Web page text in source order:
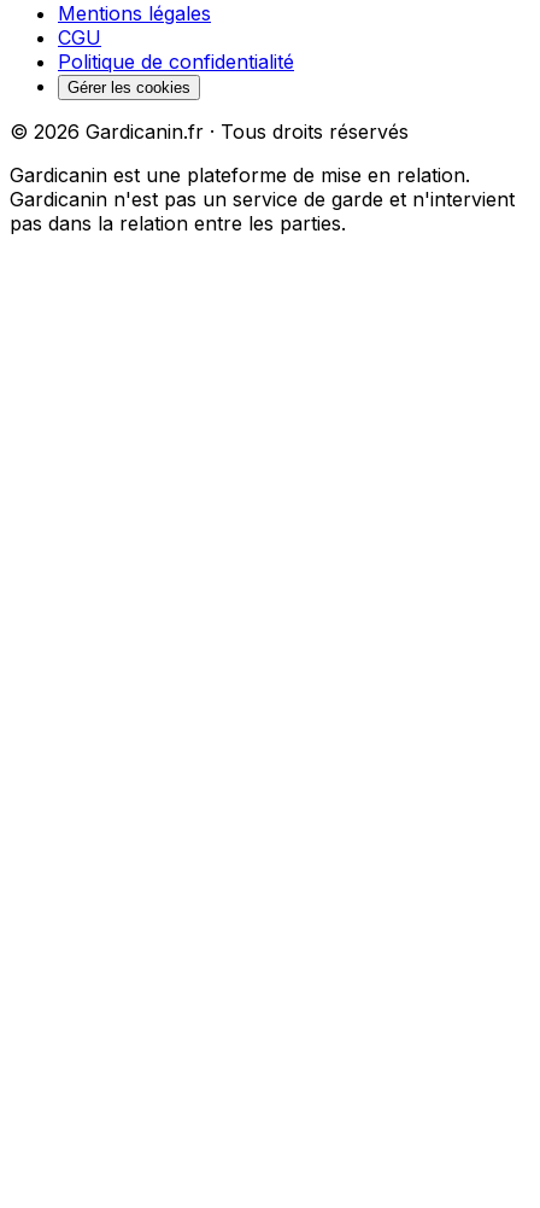
Mentions légales
CGU
Politique de confidentialité
Gérer les cookies
© 2026 Gardicanin.fr · Tous droits réservés
Gardicanin est une plateforme de mise en relation.
Gardicanin n'est pas un service de garde et n'intervient
pas dans la relation entre les parties.